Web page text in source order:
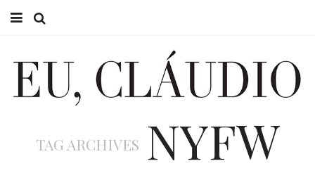
EU CLÁUDIO
EU NA TV
TAG ARCHIVES NYFW